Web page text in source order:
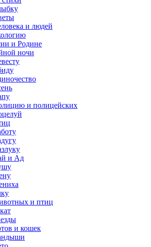
и людей
и Родине
ночи
и полицейских
и Ад
и птиц
и кошек